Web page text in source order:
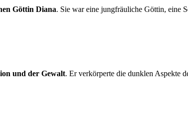
Göttin Diana. Sie war eine jungfräuliche Göttin, eine
und der Gewalt. Er verkörperte die dunklen Aspekte